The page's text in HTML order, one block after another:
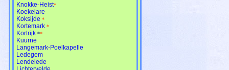
Knokke-Heist*
Koekelare
Koksijde *
Kortemark *
Kortrijk **
Kuurne
Langemark-Poelkapelle
Ledegem
Lendelede